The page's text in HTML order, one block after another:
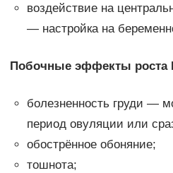
воздействие на
— настройка на
Побочные эффекты роста
болезненность груди —
период овуляции или
обострённое обоняние;
тошнота;